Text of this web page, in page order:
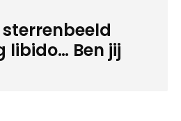
libido… Ben jij